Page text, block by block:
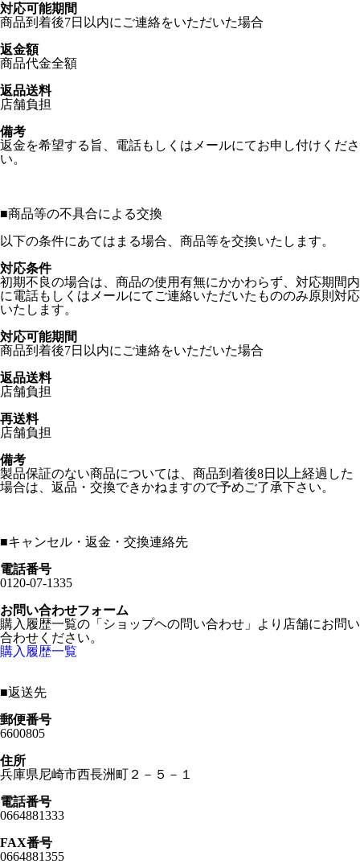
対応可能期間
商品到着後7日以内にご連絡をいただいた場合
返金額
商品代金全額
返品送料
店舗負担
備考
返金を希望する旨、電話もしくはメールにてお申し付けくださ
い。
■商品等の不具合による交換
以下の条件にあてはまる場合、商品等を交換いたします。
対応条件
初期不良の場合は、商品の使用有無にかかわらず、対応期間内
に電話もしくはメールにてご連絡いただいたもののみ原則対応
いたします。
対応可能期間
商品到着後7日以内にご連絡をいただいた場合
返品送料
店舗負担
再送料
店舗負担
備考
製品保証のない商品については、商品到着後8日以上経過した
場合は、返品・交換できかねますので予めご了承下さい。
■キャンセル・返金・交換連絡先
電話番号
0120-07-1335
お問い合わせフォーム
購入履歴一覧の「ショップヘの問い合わせ」より店舗にお問い
合わせください。
購入履歴一覧
■返送先
郵便番号
6600805
住所
兵庫県尼崎市西長洲町２－５－１
電話番号
0664881333
FAX番号
0664881355